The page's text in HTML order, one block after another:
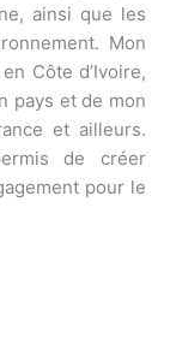
ainsi que les
Mon
Côte d’Ivoire,
pays et de mon
et ailleurs.
de créer
pour le